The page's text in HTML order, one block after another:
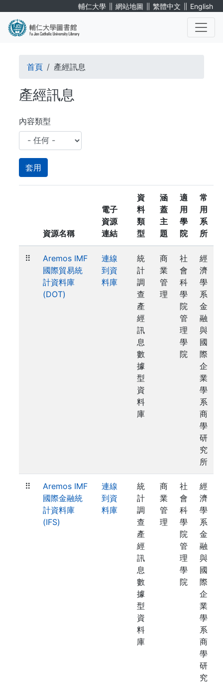
輔仁大學 ∥ 網站地圖 ∥ 繁體中文 ∥ English
導
航
連
結
首頁 產經訊息
產經訊息
內容類型
資源名稱
電子
資源
連結
資
料
類
型
涵
蓋
主
題
適
用
學
院
常
用
系
所
⠿
Aremos IMF
國際貿易統
計資料庫
(DOT)
連線
到資
料庫
統
計
調
查
產
經
訊
息
數
據
型
資
料
庫
商
業
管
理
社
會
科
學
院
管
理
學
院
經
濟
學
系
金
融
與
國
際
企
業
學
系
商
學
研
究
所
⠿
Aremos IMF
國際金融統
計資料庫
(IFS)
連線
到資
料庫
統
計
調
查
產
經
訊
息
數
據
型
資
料
庫
商
業
管
理
社
會
科
學
院
管
理
學
院
經
濟
學
系
金
融
與
國
際
企
業
學
系
商
學
研
究